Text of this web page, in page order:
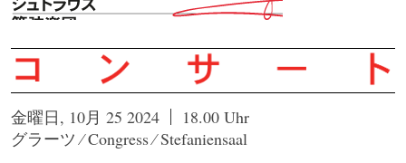
金曜日, 10月 25 2024
18.00 Uhr
グラーツ ⁄ Congress ⁄ Stefaniensaal